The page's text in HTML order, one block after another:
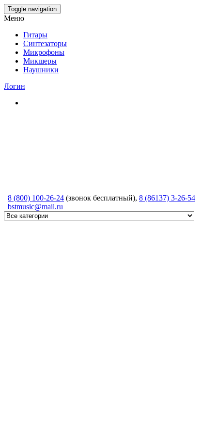
Skip
to
content
Toggle navigation
Меню
Гитары
Синтезаторы
Микрофоны
Микшеры
Наушники
Логин
8 (800) 100-26-24 (звонок бесплатный), 8 (86137) 3-26-54
bstmusic@mail.ru